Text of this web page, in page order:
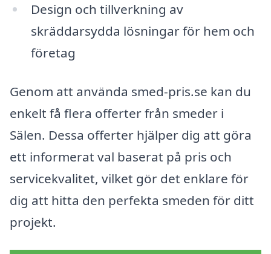
Design och tillverkning av
skräddarsydda lösningar för hem och
företag
Genom att använda smed-pris.se kan du
enkelt få flera offerter från smeder i
Sälen. Dessa offerter hjälper dig att göra
ett informerat val baserat på pris och
servicekvalitet, vilket gör det enklare för
dig att hitta den perfekta smeden för ditt
projekt.